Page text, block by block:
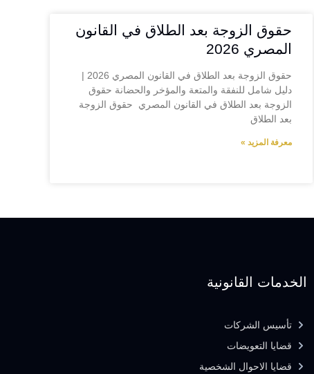
حقوق الزوجة بعد الطلاق في القانون
المصري 2026
حقوق الزوجة بعد الطلاق في القانون المصري 2026 |
دليل شامل للنفقة والمتعة والمؤخر والحضانة حقوق
الزوجة بعد الطلاق في القانون المصري حقوق الزوجة
بعد الطلاق
معرفة المزيد »
الخدمات القانونية
تأسيس الشركات
قضايا التعويضات
قضايا الاحوال الشخصية